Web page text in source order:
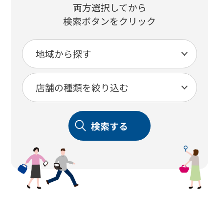
両方選択してから
検索ボタンをクリック
検索する